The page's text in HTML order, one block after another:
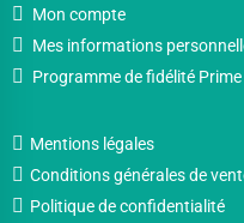
Mon compte
Mes informations
Programme de fidélité Prime
Mentions légales
Conditions générales de
Politique de confidentialité